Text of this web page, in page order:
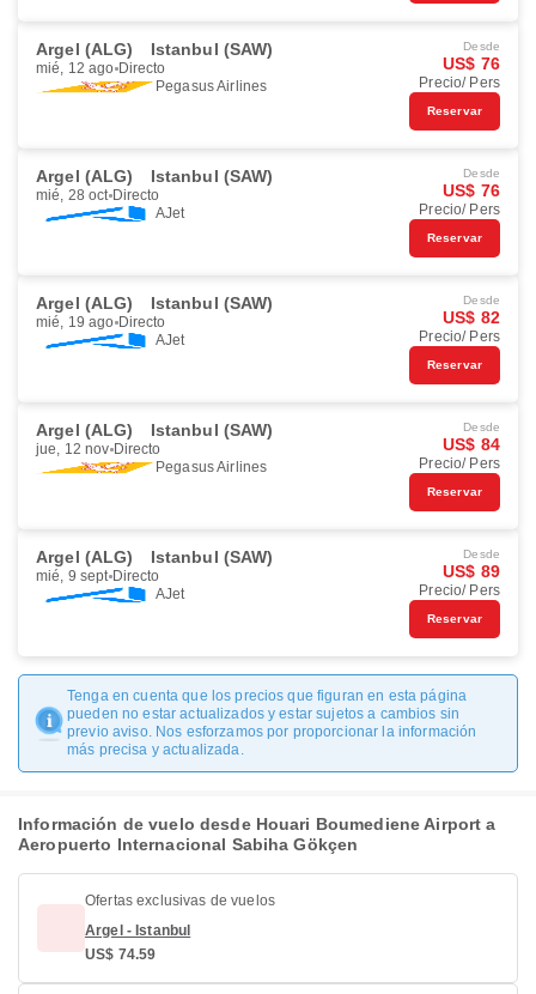
Argel (ALG) Istanbul (SAW)
mié, 12 ago Directo
Pegasus Airlines
Desde
US$ 76
Precio/ Pers
Reservar
Argel (ALG) Istanbul (SAW)
mié, 28 oct Directo
AJet
Desde
US$ 76
Precio/ Pers
Reservar
Argel (ALG) Istanbul (SAW)
mié, 19 ago Directo
AJet
Desde
US$ 82
Precio/ Pers
Reservar
Argel (ALG) Istanbul (SAW)
jue, 12 nov Directo
Pegasus Airlines
Desde
US$ 84
Precio/ Pers
Reservar
Argel (ALG) Istanbul (SAW)
mié, 9 sept Directo
AJet
Desde
US$ 89
Precio/ Pers
Reservar
Tenga en cuenta que los precios que figuran en esta página
pueden no estar actualizados y estar sujetos a cambios sin
previo aviso. Nos esforzamos por proporcionar la información
más precisa y actualizada.
Información de vuelo desde Houari Boumediene Airport a
Aeropuerto Internacional Sabiha Gökçen
Ofertas exclusivas de vuelos
Argel - Istanbul
US$ 74.59